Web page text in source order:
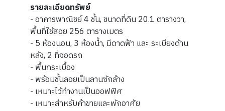
รายละเอียดทรัพย์
- อาคารพาณิชย์ 4 ชั้น, ขนาดที่ดิน 20.1 ตารางวา,
พื้นที่ใช้สอย 256 ตารางเมตร
- 5 ห้องนอน, 3 ห้องน้ำ, มีดาดฟ้า และ ระเบียงด้าน
หลัง, 2 ที่จอดรถ
- พื้นกระเบื้อง
- พร้อมชั้นลอยเป็นลานซักล้าง
- เหมาะไว้ทำงานเป็นออฟฟิศ
- เหมาะสำหรับค้าขายและพักอาศัย